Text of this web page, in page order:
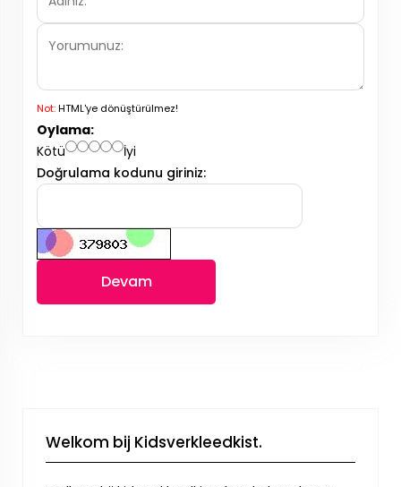
Not:HTML'ye dönüştürülmez!
Oylama:
Kötü
İyi
Doğrulama kodunu giriniz:
Devam
Welkom bij Kidsverkleedkist.